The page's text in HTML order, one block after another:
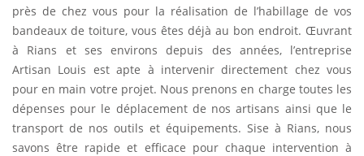
près de chez vous pour la réalisation de l’habillage de vos
bandeaux de toiture, vous êtes déjà au bon endroit. Œuvrant
à Rians et ses environs depuis des années, l’entreprise
Artisan Louis est apte à intervenir directement chez vous
pour en main votre projet. Nous prenons en charge toutes les
dépenses pour le déplacement de nos artisans ainsi que le
transport de nos outils et équipements. Sise à Rians, nous
savons être rapide et efficace pour chaque intervention à